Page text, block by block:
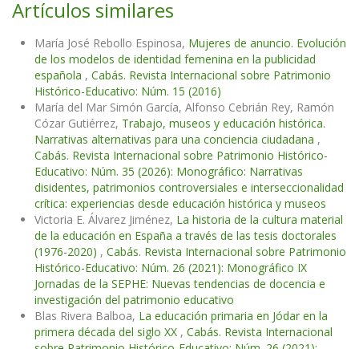
Artículos similares
María José Rebollo Espinosa, Mujeres de anuncio. Evolución
de los modelos de identidad femenina en la publicidad
española , Cabás. Revista Internacional sobre Patrimonio
Histórico-Educativo: Núm. 15 (2016)
María del Mar Simón García, Alfonso Cebrián Rey, Ramón
Cózar Gutiérrez, Trabajo, museos y educación histórica.
Narrativas alternativas para una conciencia ciudadana ,
Cabás. Revista Internacional sobre Patrimonio Histórico-
Educativo: Núm. 35 (2026): Monográfico: Narrativas
disidentes, patrimonios controversiales e interseccionalidad
crítica: experiencias desde educación histórica y museos
Victoria E. Álvarez Jiménez, La historia de la cultura material
de la educación en España a través de las tesis doctorales
(1976-2020) , Cabás. Revista Internacional sobre Patrimonio
Histórico-Educativo: Núm. 26 (2021): Monográfico IX
Jornadas de la SEPHE: Nuevas tendencias de docencia e
investigación del patrimonio educativo
Blas Rivera Balboa, La educación primaria en Jódar en la
primera década del siglo XX , Cabás. Revista Internacional